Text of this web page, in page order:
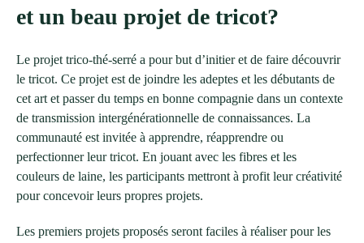
et un beau projet de tricot?
Le projet trico-thé-serré a pour but d’initier et de faire découvrir
le tricot. Ce projet est de joindre les adeptes et les débutants de
cet art et passer du temps en bonne compagnie dans un contexte
de transmission intergénérationnelle de connaissances. La
communauté est invitée à apprendre, réapprendre ou
perfectionner leur tricot. En jouant avec les fibres et les
couleurs de laine, les participants mettront à profit leur créativité
pour concevoir leurs propres projets.
Les premiers projets proposés seront faciles à réaliser pour les